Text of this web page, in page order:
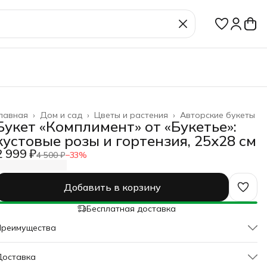
Авторские букеты
Цветы и растения ›
Дом и сад ›
›
«Комплимент» от «Букетье»:
розы и гортензия, 25х28 см
999 ₽4 500 ₽−33%
Добавить в корзину
Бесплатная доставка
Оплата частями в Сплит
Доставка в пункты выдачи или до двери